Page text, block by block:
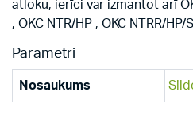
atloku, ierīci var izmantot arī
, OKC NTR/HP , OKC NTRR/
Parametri
Nosaukums